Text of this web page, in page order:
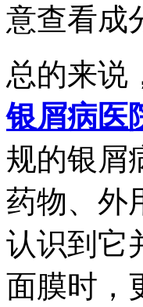
意查看成
总的来说
银屑病医
规的银屑
药物、外
认识到它
面膜时，